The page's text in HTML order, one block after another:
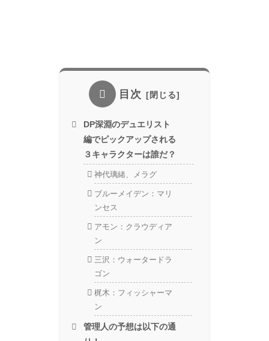
目次
DP深淵のデュエリスト
編でピックアップされる
３キャラクターは誰だ？
神代璃緒、メラグ
ブルーメイデン：マリ
ンセス
アモン：クラウディア
ン
三沢：ウォータードラ
ゴン
梶木：フィッシャーマ
ン
管理人の予想は以下の通